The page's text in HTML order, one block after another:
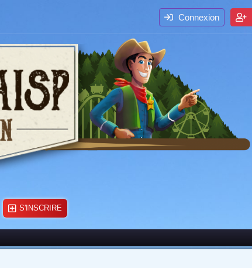
Connexion
S'INSCRIRE